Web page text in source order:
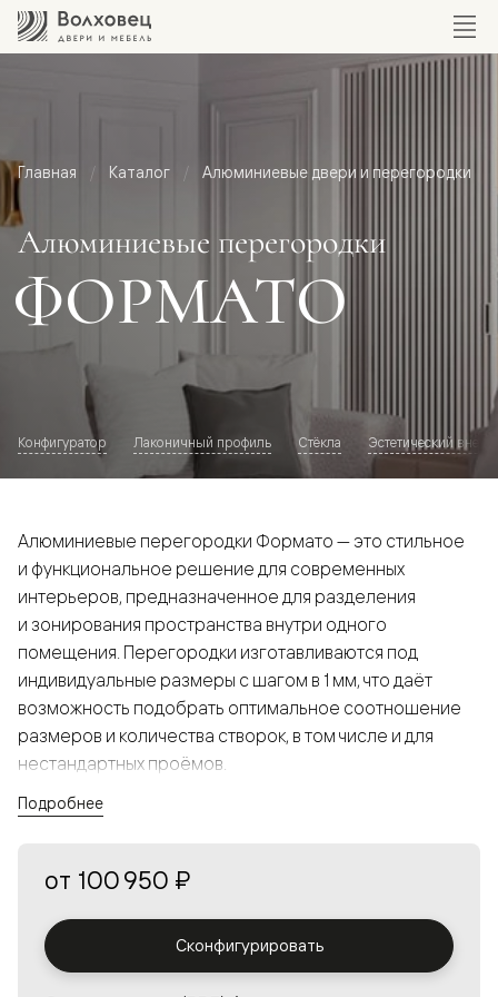
Главная Каталог Алюминиевые двери и перегородки
Алюминиевые перегородки
ФОРМАТО
Конфигуратор Лаконичный профиль Стёкла Эстетический
Алюминиевые перегородки Формато — это стильное
и функциональное решение для современных
интерьеров, предназначенное для разделения
и зонирования пространства внутри одного
помещения. Перегородки изготавливаются под
индивидуальные размеры с шагом в 1 мм, что даёт
возможность подобрать оптимальное соотношение
размеров и количества створок, в том числе и для
нестандартных проёмов.
а большой выбор вставок из стекла с различными
решения в интерьере и варьировать освещённость.
Подробнее
от 100 950 ₽
Сконфигурировать